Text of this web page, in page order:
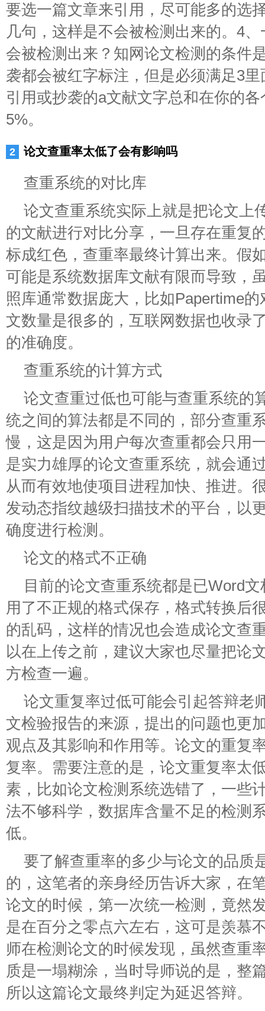
要选一篇文章来引用，尽可能多的选
几句，这样是不会被检测出来的。4
会被检测出来？知网论文检测的条件
袭都会被红字标注，但是必须满足3
引用或抄袭的a文献文字总和在你的
5%。
论文查重率太低了会有影响吗
查重系统的对比库
论文查重系统实际上就是把论文上
的文献进行对比分享，一旦存在重复
标成红色，查重率最终计算出来。假
可能是系统数据库文献有限而导致，
照库通常数据庞大，比如Papertime
文数量是很多的，互联网数据也收录
的准确度。
查重系统的计算方式
论文查重过低也可能与查重系统的
统之间的算法都是不同的，部分查重
慢，这是因为用户每次查重都会只用
是实力雄厚的论文查重系统，就会通
从而有效地使项目进程加快、推进。
发动态指纹越级扫描技术的平台，以
确度进行检测。
论文的格式不正确
目前的论文查重系统都是已Word
用了不正规的格式保存，格式转换后
的乱码，这样的情况也会造成论文查
以在上传之前，建议大家也尽量把论
方检查一遍。
论文重复率过低可能会引起答辩老
文检验报告的来源，提出的问题也更
观点及其影响和作用等。论文的重复
复率。需要注意的是，论文重复率太
素，比如论文检测系统选错了，一些
法不够科学，数据库含量不足的检测
低。
要了解查重率的多少与论文的品质
的，这笔者的亲身经历告诉大家，在
论文的时候，第一次统一检测，竟然
是在百分之零点六左右，这可是羡慕
师在检测论文的时候发现，虽然查重
质是一塌糊涂，当时导师说的是，整
所以这篇论文最终判定为延迟答辩。